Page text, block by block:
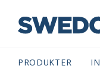
SWEDOOR
PRODUKTER